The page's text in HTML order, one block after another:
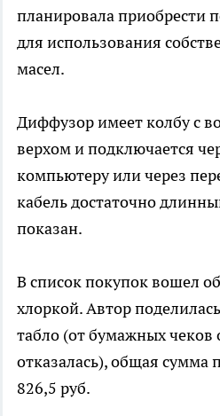
планировала приобрести
для использования
масел.
Диффузор имеет колбу с
верхом и подключается
компьютеру или через
кабель достаточно
показан.
В список покупок вошел
хлоркой. Автор
табло (от бумажных чеков
отказалась), общая сумма
826,5 руб.